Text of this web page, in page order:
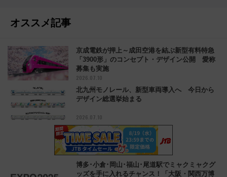
オススメ記事
京成電鉄が押上～成田空港を結ぶ新型有料特急
「3900形」のコンセプト・デザイン公開 愛称
募集も実施
2026.07.10
北九州モノレール、新型車両導入へ 今日から
デザイン総選挙始まる
2026.07.10
博多･小倉･岡山･福山･尾道駅でミャクミャクグ
ッズを手に入れるチャンス！「大阪・関西万博